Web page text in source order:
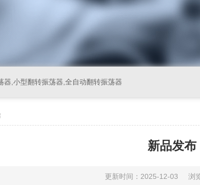
器,小型翻转振荡器,全自动翻转振荡器
新品发布
更新时间：2025-12-03 浏